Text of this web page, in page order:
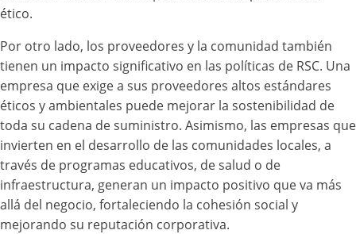
ético.
Por otro lado, los proveedores y la comunidad también
tienen un impacto significativo en las políticas de RSC. Una
empresa que exige a sus proveedores altos estándares
éticos y ambientales puede mejorar la sostenibilidad de
toda su cadena de suministro. Asimismo, las empresas que
invierten en el desarrollo de las comunidades locales, a
través de programas educativos, de salud o de
infraestructura, generan un impacto positivo que va más
allá del negocio, fortaleciendo la cohesión social y
mejorando su reputación corporativa.